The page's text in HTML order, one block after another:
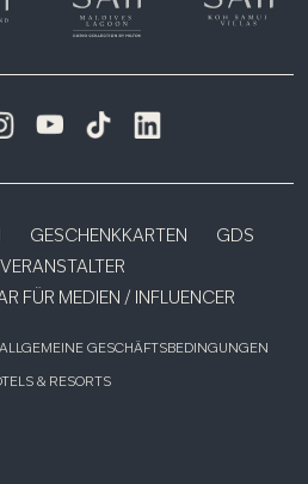
GESCHENKKARTEN
GDS
FÜR MEDIEN / INFLUENCER
ALLGEMEINE GESCHÄFTSBEDINGUNGEN
& RESORTS